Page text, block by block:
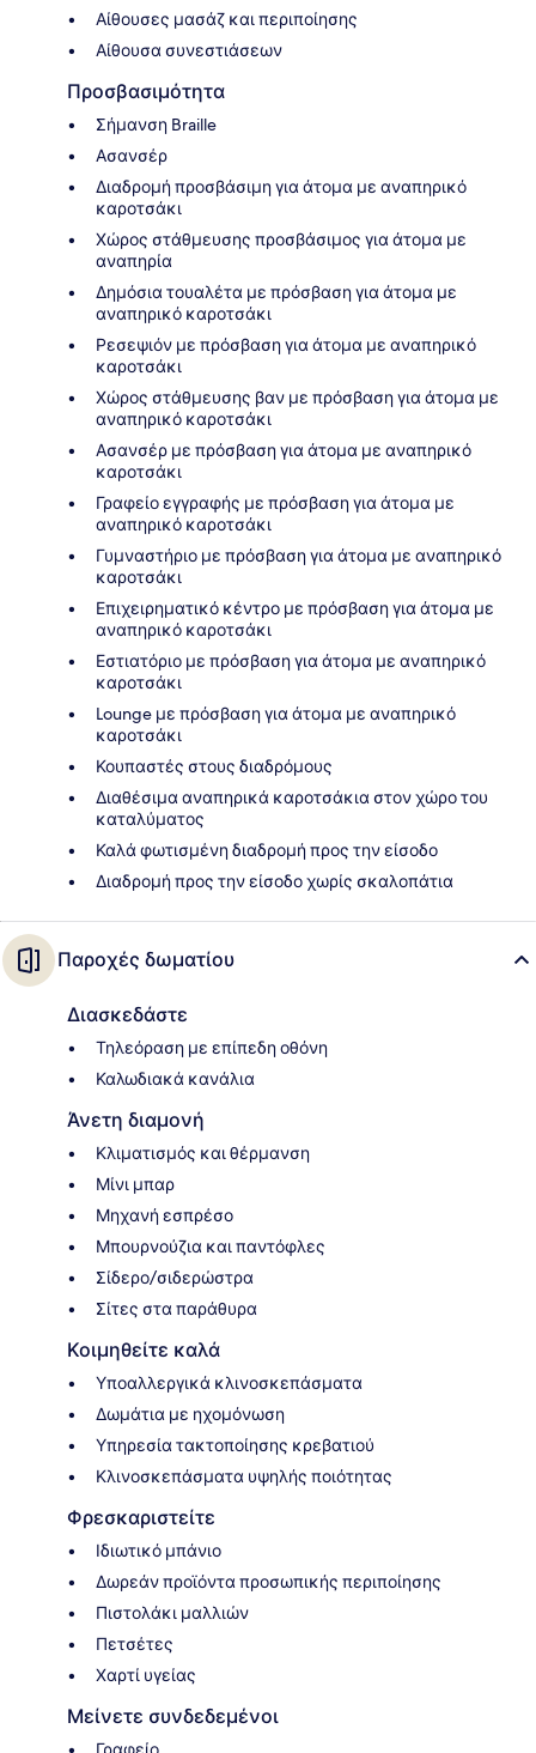
Αίθουσες μασάζ και περιποίησης
Αίθουσα συνεστιάσεων
Προσβασιμότητα
Σήμανση Braille
Ασανσέρ
Διαδρομή προσβάσιμη για άτομα με αναπηρικό
καροτσάκι
Χώρος στάθμευσης προσβάσιμος για άτομα με
αναπηρία
Δημόσια τουαλέτα με πρόσβαση για άτομα με
αναπηρικό καροτσάκι
Ρεσεψιόν με πρόσβαση για άτομα με αναπηρικό
καροτσάκι
Χώρος στάθμευσης βαν με πρόσβαση για άτομα με
αναπηρικό καροτσάκι
Ασανσέρ με πρόσβαση για άτομα με αναπηρικό
καροτσάκι
Γραφείο εγγραφής με πρόσβαση για άτομα με
αναπηρικό καροτσάκι
Γυμναστήριο με πρόσβαση για άτομα με αναπηρικό
καροτσάκι
Επιχειρηματικό κέντρο με πρόσβαση για άτομα με
αναπηρικό καροτσάκι
Εστιατόριο με πρόσβαση για άτομα με αναπηρικό
καροτσάκι
Lounge με πρόσβαση για άτομα με αναπηρικό
καροτσάκι
Κουπαστές στους διαδρόμους
Διαθέσιμα αναπηρικά καροτσάκια στον χώρο του
καταλύματος
Καλά φωτισμένη διαδρομή προς την είσοδο
Διαδρομή προς την είσοδο χωρίς σκαλοπάτια
Παροχές δωματίου
Διασκεδάστε
Τηλεόραση με επίπεδη οθόνη
Καλωδιακά κανάλια
Άνετη διαμονή
Κλιματισμός και θέρμανση
Μίνι μπαρ
Μηχανή εσπρέσο
Μπουρνούζια και παντόφλες
Σίδερο/σιδερώστρα
Σίτες στα παράθυρα
Κοιμηθείτε καλά
Υποαλλεργικά κλινοσκεπάσματα
Δωμάτια με ηχομόνωση
Υπηρεσία τακτοποίησης κρεβατιού
Κλινοσκεπάσματα υψηλής ποιότητας
Φρεσκαριστείτε
Ιδιωτικό μπάνιο
Δωρεάν προϊόντα προσωπικής περιποίησης
Πιστολάκι μαλλιών
Πετσέτες
Χαρτί υγείας
Μείνετε συνδεδεμένοι